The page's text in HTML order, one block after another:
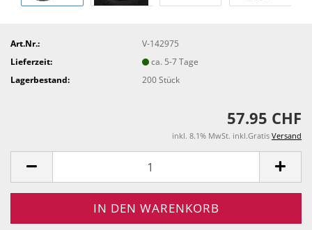
Art.Nr.:
V-142975
Lieferzeit:
ca. 5-7 Tage
Lagerbestand:
200Stück
57.95 CHF
inkl. 8.1% MwSt. inkl.Gratis Versand